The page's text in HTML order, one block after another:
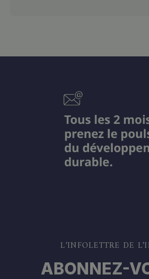
L’INFOLETTRE DE
ABONNEZ-